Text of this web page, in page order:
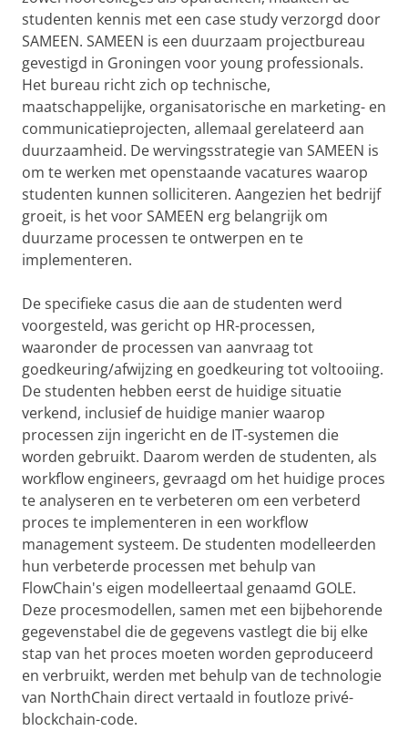
studenten kennis met een case study verzorgd door
SAMEEN. SAMEEN is een duurzaam projectbureau
gevestigd in Groningen voor young professionals.
Het bureau richt zich op technische,
maatschappelijke, organisatorische en marketing- en
communicatieprojecten, allemaal gerelateerd aan
duurzaamheid. De wervingsstrategie van SAMEEN is
om te werken met openstaande vacatures waarop
studenten kunnen solliciteren. Aangezien het bedrijf
groeit, is het voor SAMEEN erg belangrijk om
duurzame processen te ontwerpen en te
implementeren.
De specifieke casus die aan de studenten werd
voorgesteld, was gericht op HR-processen,
waaronder de processen van aanvraag tot
goedkeuring/afwijzing en goedkeuring tot voltooiing.
De studenten hebben eerst de huidige situatie
verkend, inclusief de huidige manier waarop
processen zijn ingericht en de IT-systemen die
worden gebruikt. Daarom werden de studenten, als
workflow engineers, gevraagd om het huidige proces
te analyseren en te verbeteren om een ​​verbeterd
proces te implementeren in een workflow
management systeem. De studenten modelleerden
hun verbeterde processen met behulp van
FlowChain's eigen modelleertaal genaamd GOLE.
Deze procesmodellen, samen met een bijbehorende
gegevenstabel die de gegevens vastlegt die bij elke
stap van het proces moeten worden geproduceerd
en verbruikt, werden met behulp van de technologie
van NorthChain direct vertaald in foutloze privé-
blockchain-code.